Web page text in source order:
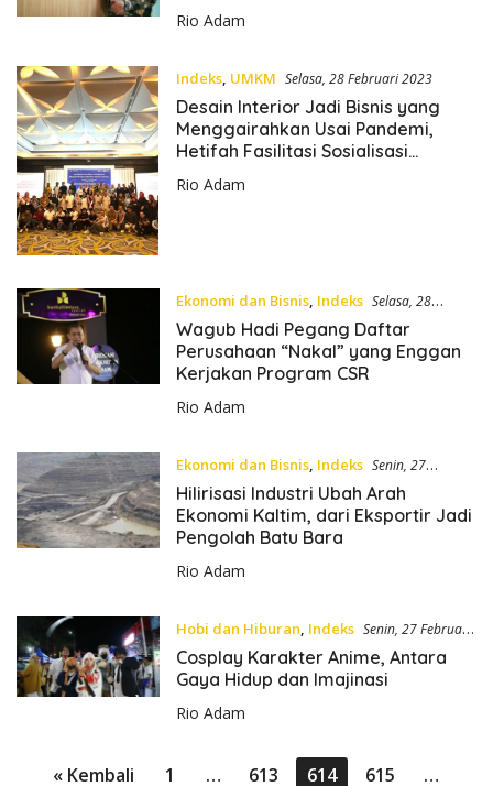
Rio Adam
Indeks, UMKM Selasa, 28 Februari 2023
Desain Interior Jadi Bisnis yang
Menggairahkan Usai Pandemi,
Hetifah Fasilitasi Sosialisasi
Sertifikasi Kompetensi
Rio Adam
Ekonomi dan Bisnis, Indeks Selasa, 28
Februari 2023
Wagub Hadi Pegang Daftar
Perusahaan “Nakal” yang Enggan
Kerjakan Program CSR
Rio Adam
Ekonomi dan Bisnis, Indeks Senin, 27
Februari 2023
Hilirisasi Industri Ubah Arah
Ekonomi Kaltim, dari Eksportir Jadi
Pengolah Batu Bara
Rio Adam
Hobi dan Hiburan, Indeks Senin, 27 Februari
2023
Cosplay Karakter Anime, Antara
Gaya Hidup dan Imajinasi
Rio Adam
« Kembali 1 … 613 614 615 …